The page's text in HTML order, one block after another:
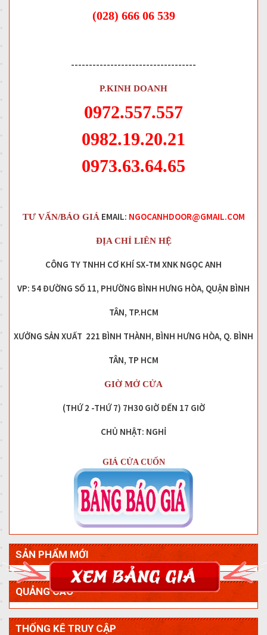
(028) 666 06 539
-----------------------------------
P.KINH DOANH
0972.557.557
0982.19.20.21
0973.63.64.65
TƯ VẤN/BÁO GIÁ EMAIL: NGOCANHDOOR@GMAIL.COM
ĐỊA CHỈ LIÊN HỆ
CÔNG TY TNHH CƠ KHÍ SX-TM XNK NGỌC ANH
VP: 54 ĐƯỜNG SỐ 11, PHƯỜNG BÌNH HƯNG HÒA, QUẬN BÌNH
TÂN, TP.HCM
XƯỞNG SẢN XUẤT 221 BÌNH THÀNH, BÌNH HƯNG HÒA, Q. BÌNH
TÂN, TP HCM
GIỜ MỞ CỬA
(THỨ 2 -THỨ 7) 7H30 GIỜ ĐẾN 17 GIỜ
CHỦ NHẬT: NGHỈ
GIÁ CỬA CUỐN
SẢN PHẨM MỚI
QUẢNG CÁO
THỐNG KÊ TRUY CẬP